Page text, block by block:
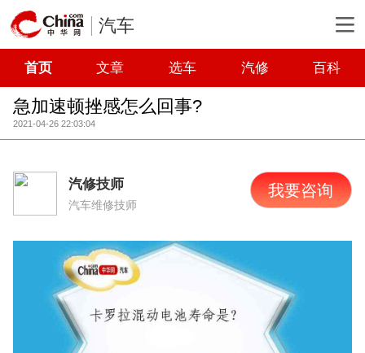
汽车
首页 文章 选车 汽修 百科
急加速顿挫感怎么回事?
2021-04-26 22:03:04
汽修技师
汽车维修技师
我要咨询